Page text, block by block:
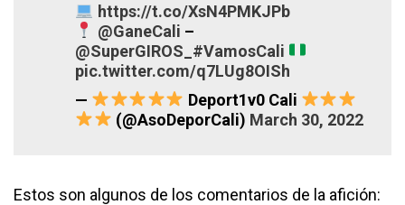
https://t.co/XsN4PMKJPb
@GaneCali –
@SuperGIROS_ #VamosCali
pic.twitter.com/q7LUg8OISh
—
Deport1v0 Cali
(@AsoDeporCali) March 30, 2022
Estos son algunos de los comentarios de la afición: